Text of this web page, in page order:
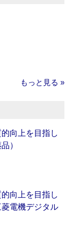
もっと見る »
的向上を目指し
）
的向上を目指し
電機デジタル